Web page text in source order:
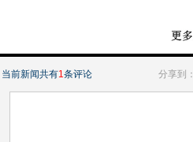
当前新闻共有1条评论 分享到：